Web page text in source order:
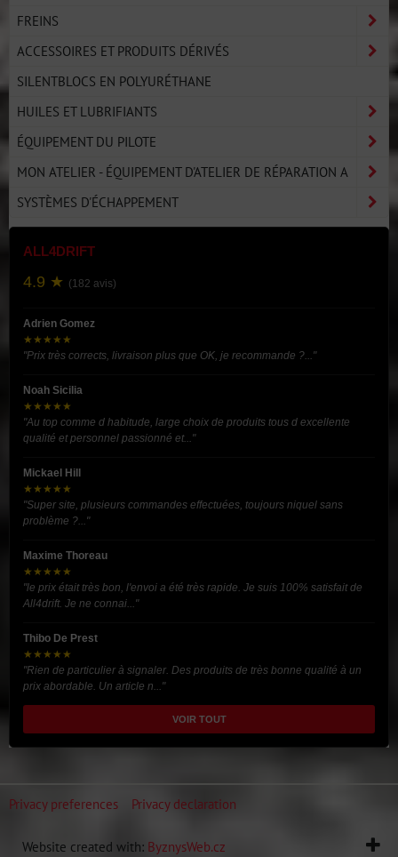
FREINS
ACCESSOIRES ET PRODUITS DÉRIVÉS
SILENTBLOCS EN POLYURÉTHANE
HUILES ET LUBRIFIANTS
ÉQUIPEMENT DU PILOTE
MON ATELIER - ÉQUIPEMENT D'ATELIER DE RÉPARATION A
SYSTÈMES D'ÉCHAPPEMENT
ALL4DRIFT
4.9 ★ (182 avis)
Adrien Gomez
★★★★★
"Prix très corrects, livraison plus que OK, je recommande ?..."
Noah Sicilia
★★★★★
"Au top comme d habitude, large choix de produits tous d excellente
qualité et personnel passionné et..."
Mickael Hill
★★★★★
"Super site, plusieurs commandes effectuées, toujours niquel sans
problème ?..."
Maxime Thoreau
★★★★★
"le prix était très bon, l'envoi a été très rapide. Je suis 100% satisfait de
All4drift. Je ne connai..."
Thibo De Prest
★★★★★
"Rien de particulier à signaler. Des produits de très bonne qualité à un
prix abordable. Un article n..."
VOIR TOUT
Privacy preferences Privacy declaration
Website created with: ByznysWeb.cz